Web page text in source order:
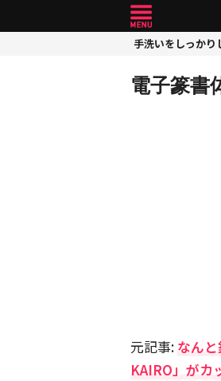
手洗いをしっか
電子篆書
元記事: なん
KAIRO」がカ